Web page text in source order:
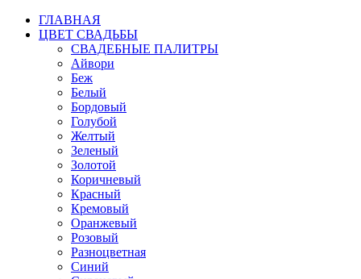
ГЛАВНАЯ
ЦВЕТ СВАДЬБЫ
СВАДЕБНЫЕ ПАЛИТРЫ
Айвори
Беж
Белый
Бордовый
Голубой
Желтый
Зеленый
Золотой
Коричневый
Красный
Кремовый
Оранжевый
Розовый
Разноцветная
Синий